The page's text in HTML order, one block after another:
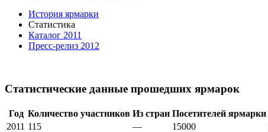
История ярмарки
Статистика
Каталог 2011
Пресс-релиз 2012
Статистические данные прошедших ярмарок
Год Количество участников Из стран Посетителей ярмарки
2011 115 — 15000